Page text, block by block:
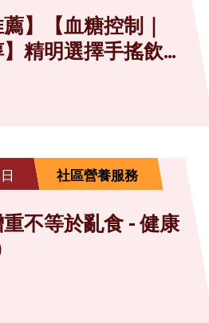
薦】【血糖控制｜
精明選擇手搖飲...
社區營養服務
重不等於亂食 - 健康